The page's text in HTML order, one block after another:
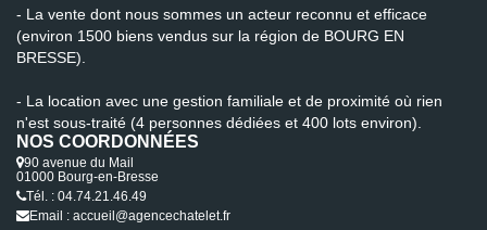
- La vente dont nous sommes un acteur reconnu et efficace
(environ 1500 biens vendus sur la région de BOURG EN
BRESSE).
- La location avec une gestion familiale et de proximité où rien
n'est sous-traité (4 personnes dédiées et 400 lots environ).
NOS COORDONNÉES
90 avenue du Mail
01000 Bourg-en-Bresse
Tél. : 04.74.21.46.49
Email : accueil@agencechatelet.fr